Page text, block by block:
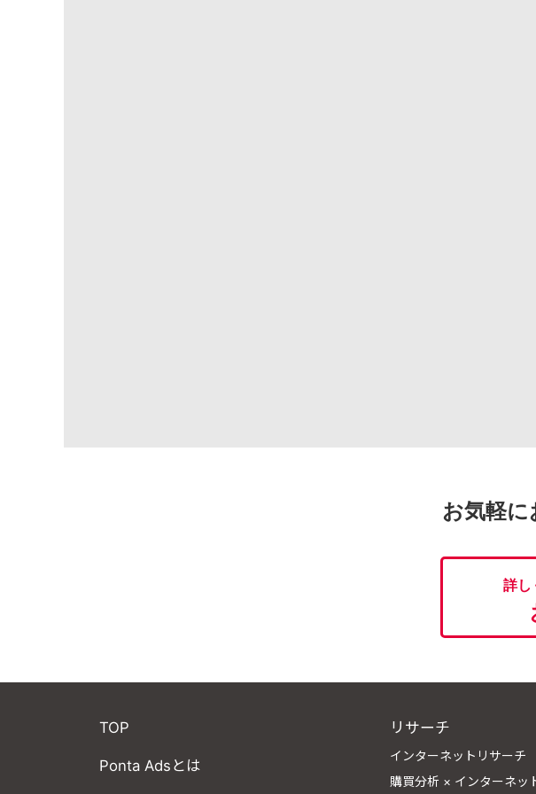
お気軽
詳し
TOP
Ponta Adsとは
リサーチ
インターネットリサーチ
購買分析 × インターネッ